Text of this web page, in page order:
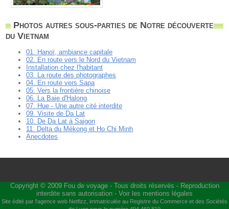
Photos autres sous-parties de Notre découverte
du Vietnam
01. Hanoï, ambiance capitale
02. En route vers le Nord du Vietnam
Installation chez l'habitant
03. La route des photographes
04. En route vers Sapa
05. Vers la frontière chinoise
06. La Baie d'Halong
07. Hue - Une autre cité interdite
09. Visite de Da Lat
10. De Da Lat à Saigon
11. Delta du Mékong et Ho Chi Minh
Anecdotes
Copyright © 2009 Fou de voyage- Tous droits réservés - Reproduction
interdite sans autorisation - Voir les mentions légales
Site édité par l'agence web Netfizz , immatriculée au Registre du Commerce et des Sociétés